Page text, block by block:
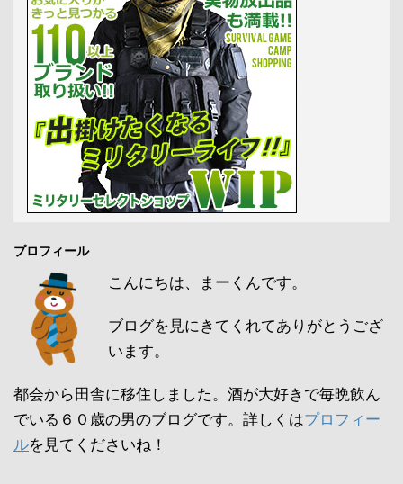
プロフィール
こんにちは、まーくんです。
ブログを見にきてくれてありがとうござ
います。
都会から田舎に移住しました。酒が大好きで毎晩飲ん
でいる６０歳の男のブログです。詳しくはプロフィー
ルを見てくださいね！